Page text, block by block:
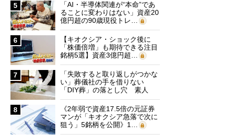
5
「AI・半導体関連が“本命”であ
ることに変わりはない」資産20
億円超の90歳現役トレ…
6
【キオクシア・ショック後に
「株価倍増」も期待できる注目
銘柄5選】資産3億円超…
7
「失敗すると取り返しがつかな
い」葬儀社の手を借りない
「DIY葬」の落とし穴 素人
に…
8
《2年弱で資産17.5倍の元証券
マンが「キオクシア急落で次に
狙う」5銘柄を公開》1…